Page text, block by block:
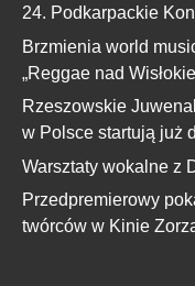
24. Podkarpackie
Brzmienia world
„Reggae nad
Rzeszowskie
w Polsce startują już
Warsztaty wokalne z
Przedpremierowy
twórców w Kinie